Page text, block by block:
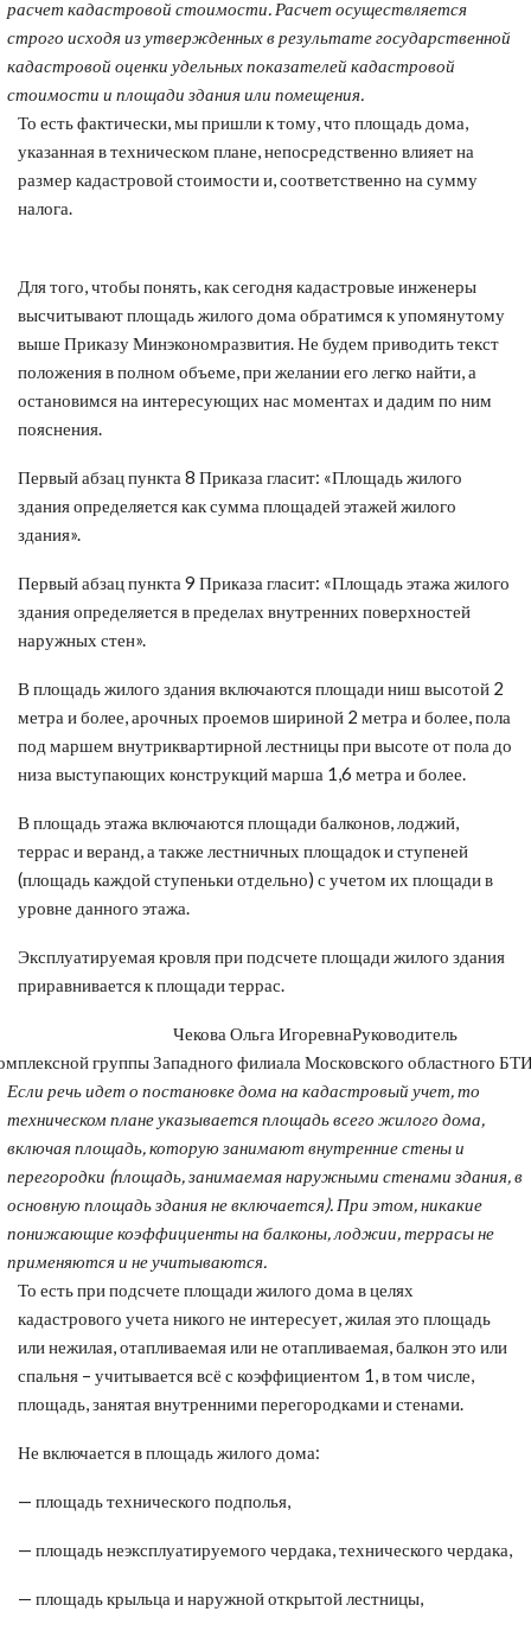
расчет кадастровой стоимости. Расчет осуществляется
строго исходя из утвержденных в результате государственной
кадастровой оценки удельных показателей кадастровой
стоимости и площади здания или помещения.
То есть фактически, мы пришли к тому, что площадь дома,
указанная в техническом плане, непосредственно влияет на
размер кадастровой стоимости и, соответственно на сумму
налога.
Для того, чтобы понять, как сегодня кадастровые инженеры
высчитывают площадь жилого дома обратимся к упомянутому
выше Приказу Минэкономразвития. Не будем приводить текст
положения в полном объеме, при желании его легко найти, а
остановимся на интересующих нас моментах и дадим по ним
пояснения.
Первый абзац пункта 8 Приказа гласит: «Площадь жилого
здания определяется как сумма площадей этажей жилого
здания».
Первый абзац пункта 9 Приказа гласит: «Площадь этажа жилого
здания определяется в пределах внутренних поверхностей
наружных стен».
В площадь жилого здания включаются площади ниш высотой 2
метра и более, арочных проемов шириной 2 метра и более, пола
под маршем внутриквартирной лестницы при высоте от пола до
низа выступающих конструкций марша 1,6 метра и более.
В площадь этажа включаются площади балконов, лоджий,
террас и веранд, а также лестничных площадок и ступеней
(площадь каждой ступеньки отдельно) с учетом их площади в
уровне данного этажа.
Эксплуатируемая кровля при подсчете площади жилого здания
приравнивается к площади террас.
Чекова Ольга ИгоревнаРуководитель
группы Западного филиала Московского областного
Если речь идет о постановке дома на кадастровый учет, то
техническом плане указывается площадь всего жилого дома,
включая площадь, которую занимают внутренние стены и
перегородки (площадь, занимаемая наружными стенами здания, в
основную площадь здания не включается). При этом, никакие
понижающие коэффициенты на балконы, лоджии, террасы не
применяются и не учитываются.
То есть при подсчете площади жилого дома в целях
кадастрового учета никого не интересует, жилая это площадь
или нежилая, отапливаемая или не отапливаемая, балкон это или
спальня – учитывается всё с коэффициентом 1, в том числе,
площадь, занятая внутренними перегородками и стенами.
Не включается в площадь жилого дома:
— площадь технического подполья,
— площадь неэксплуатируемого чердака, технического чердака,
— площадь крыльца и наружной открытой лестницы,